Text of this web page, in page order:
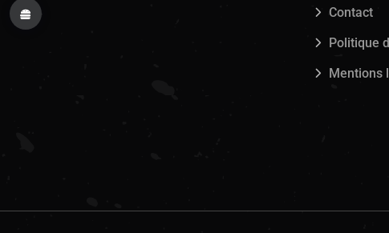
Contact
Politique
Mentions